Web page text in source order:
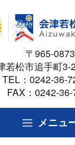
〒965-0873
若松市追手町3-
TEL： 0242-36-
FAX：0242-
メニュ